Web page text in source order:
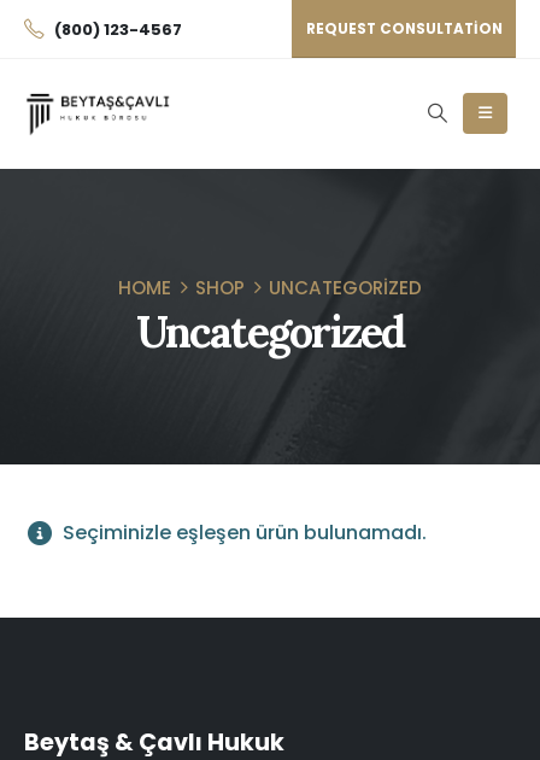
(800) 123-4567 REQUEST CONSULTATION
HOME SHOP UNCATEGORIZED
Uncategorized
Seçiminizle eşleşen ürün bulunamadı.
Beytaş & Çavlı Hukuk